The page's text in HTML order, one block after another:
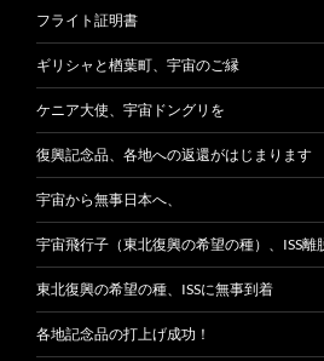
フライト証明書
ギリシャと楢葉町、宇宙のご縁
ケニア大使、宇宙ドングリを
復興記念品、各地への返還がはじまります
宇宙から無事日本へ、
宇宙飛行子（東北復興の希望の種）、ISS離
東北復興の希望の種、ISSに無事到着
各地記念品の打上げ成功！